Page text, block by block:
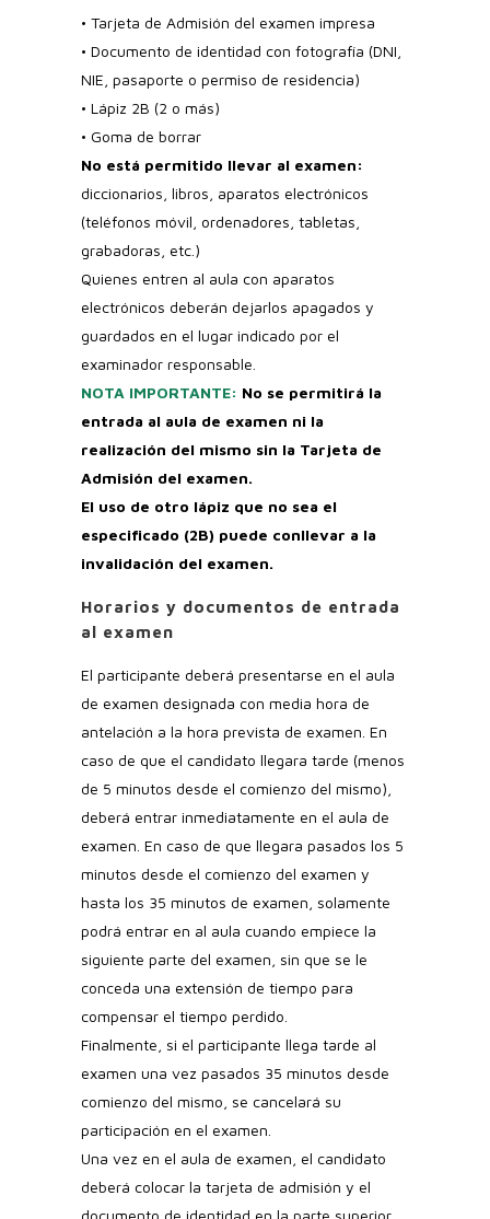
• Tarjeta de Admisión del examen impresa
• Documento de identidad con fotografía (DNI,
NIE, pasaporte o permiso de residencia)
• Lápiz 2B (2 o más)
• Goma de borrar
No está permitido llevar al examen:
diccionarios, libros, aparatos electrónicos
(teléfonos móvil, ordenadores, tabletas,
grabadoras, etc.)
Quienes entren al aula con aparatos
electrónicos deberán dejarlos apagados y
guardados en el lugar indicado por el
examinador responsable.
NOTA IMPORTANTE: No se permitirá la
entrada al aula de examen ni la
realización del mismo sin la Tarjeta de
Admisión del examen.
El uso de otro lápiz que no sea el
especificado (2B) puede conllevar a la
invalidación del examen.
Horarios y documentos de entrada
al examen
El participante deberá presentarse en el aula
de examen designada con media hora de
antelación a la hora prevista de examen. En
caso de que el candidato llegara tarde (menos
de 5 minutos desde el comienzo del mismo),
deberá entrar inmediatamente en el aula de
examen. En caso de que llegara pasados los 5
minutos desde el comienzo del examen y
hasta los 35 minutos de examen, solamente
podrá entrar en al aula cuando empiece la
siguiente parte del examen, sin que se le
conceda una extensión de tiempo para
compensar el tiempo perdido.
Finalmente, si el participante llega tarde al
examen una vez pasados 35 minutos desde
comienzo del mismo, se cancelará su
participación en el examen.
Una vez en el aula de examen, el candidato
deberá colocar la tarjeta de admisión y el
documento de identidad en la parte superior